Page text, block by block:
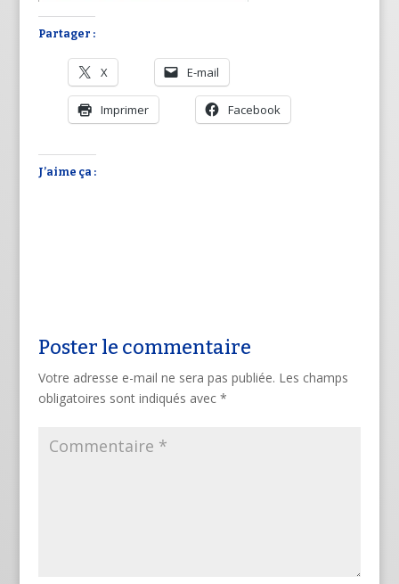
Partager :
X E-mail
Imprimer Facebook
J’aime ça :
Poster le commentaire
Votre adresse e-mail ne sera pas publiée. Les champs
obligatoires sont indiqués avec *